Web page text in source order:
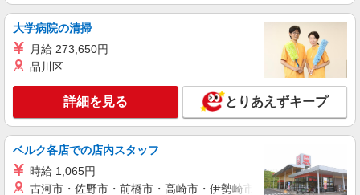
す） 交通費全額支給
群馬県高崎市 ＊車・バイク通勤OK
キープ 詳細を見る
派遣社員
戦力エージェント株式会社
フォークリフト作業（リーチ）
は時給1,725円 〈月収例〉 月21日稼働 月収
大学病院の清掃
月給 273,650円
品川区
詳細を見る とりあえずキープ
ベルク各店での店内スタッフ
時給 1,065円
古河市・佐野市・前橋市・高崎市・伊勢崎市・太田市・館林市